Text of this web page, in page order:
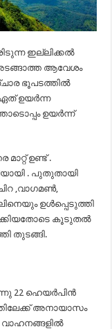
ഇല്ലിക്കല്‍
ആവേശം
ഭൂപടത്തില്‍
ഉയര്‍ന്ന
ഉയര്‍ന്ന്
ഉണ്ട് .
. പുതുതായി
,വാഗമണ്‍,
ഉൾപ്പെടുത്തി
കൂടുതല്‍
തുടങ്ങി.
22 ഹെയർപിൻ
അനായാസം